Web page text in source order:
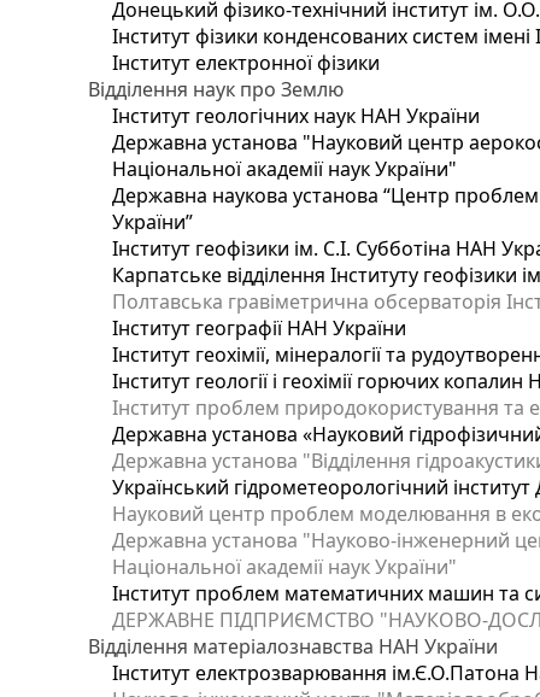
Донецький фізико-технічний інститут ім.
Інститут фізики конденсованих систем
Інститут електронної фізики
Відділення наук про Землю
Інститут геологічних наук НАН України
Державна установа "Науковий центр
Національної академії наук України"
Державна наукова установа “Центр проблем
України”
Інститут геофізики ім. С.І. Субботіна НАН
Карпатське відділення Інституту геофізики
Полтавська гравіметрична обсерваторія
Інститут географії НАН України
Інститут геохімії, мінералогії та
Інститут геології і геохімії горючих
Інститут проблем природокористування та
Державна установа «Науковий
Державна установа "Відділення
Український гідрометеорологічний
Науковий центр проблем моделювання в
Державна установа "Науково-інженерний
Національної академії наук України"
Інститут проблем математичних машин та
ДЕРЖАВНЕ ПІДПРИЄМСТВО "НАУКОВО-
Відділення матеріалознавства НАН України
Інститут електрозварювання ім.Є.О.Патона